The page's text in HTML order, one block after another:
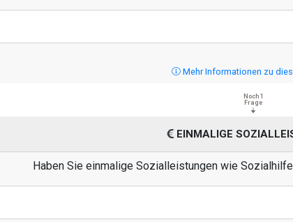
Mehr Informationen zu
Noch 1
Frage
EINMALIGE
Haben Sie einmalige Sozialleistungen wie